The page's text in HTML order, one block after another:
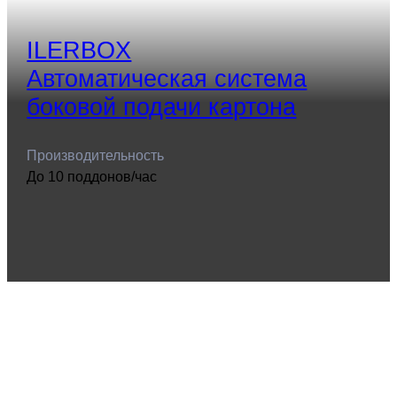
ILERBOX
Автоматическая система
боковой подачи картона
Производительность
До 10 поддонов/час